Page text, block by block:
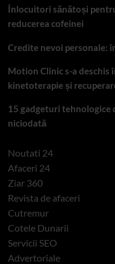
Înlocuitori sănătoși
reducerea cofeinei
Credite nevoi personale:
Motion Clinic s-a deschis
kinetoterapie și
15 gadgeturi tehnologice
niciodată
Noutati 24
Afaceri 24
Ziar 360
Revista de afaceri
Cutremur
Cotele Dunarii
Servicii SEO
Advertoriale